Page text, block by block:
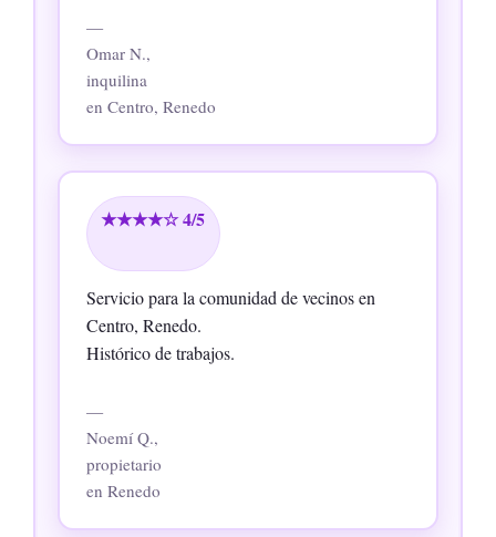
—
Omar N.,
inquilina
en Centro, Renedo
★★★★☆ 4/5
Servicio para la comunidad de vecinos en
Centro, Renedo.
Histórico de trabajos.
—
Noemí Q.,
propietario
en Renedo